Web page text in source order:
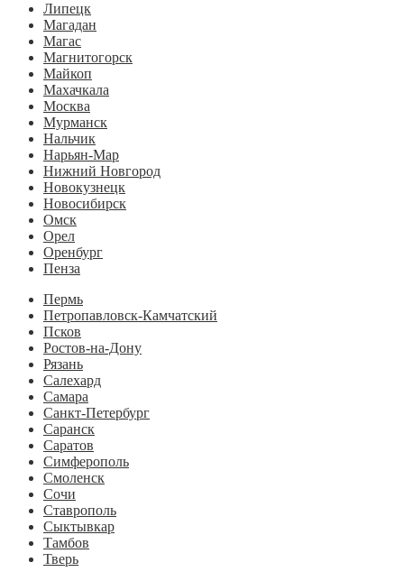
Липецк
Магадан
Магас
Магнитогорск
Майкоп
Махачкала
Москва
Мурманск
Нальчик
Нарьян-Мар
Нижний Новгород
Новокузнецк
Новосибирск
Омск
Орел
Оренбург
Пенза
Пермь
Петропавловск-Камчатский
Псков
Ростов-на-Дону
Рязань
Салехард
Самара
Санкт-Петербург
Саранск
Саратов
Симферополь
Смоленск
Сочи
Ставрополь
Сыктывкар
Тамбов
Тверь